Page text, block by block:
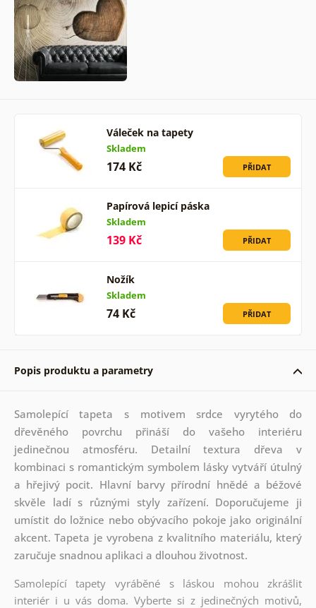
Váleček na tapety
Skladem
174 Kč PŘIDAT
Papírová lepicí páska
Skladem
139 Kč PŘIDAT
Nožík
Skladem
74 Kč PŘIDAT
Popis produktu a parametry
Samolepící tapeta s motivem srdce vyrytého do
dřevěného povrchu přináší do vašeho interiéru
jedinečnou atmosféru. Detailní textura dřeva v
kombinaci s romantickým symbolem lásky vytváří útulný
a hřejivý pocit. Hlavní barvy přírodní hnědé a béžové
skvěle ladí s různými styly zařízení. Doporučujeme ji
umístit do ložnice nebo obývacího pokoje jako originální
akcent. Tapeta je vyrobena z kvalitního materiálu, který
zaručuje snadnou aplikaci a dlouhou životnost.
Samolepící tapety vyráběné s láskou mohou zkrášlit
interiér i u vás doma. Vyberte si z jedinečných motivů,